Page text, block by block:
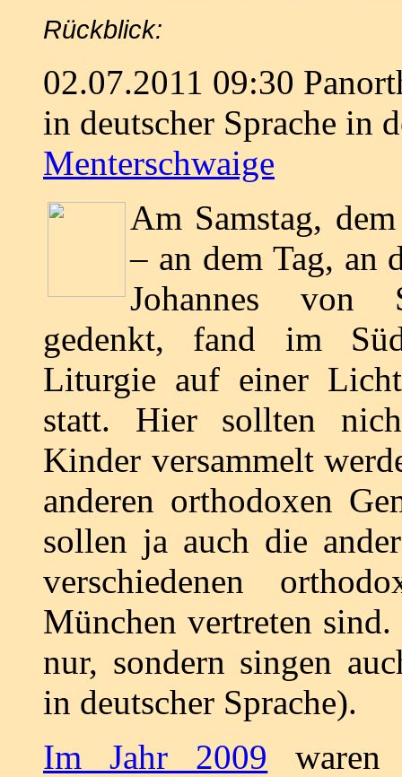
Rückblick:
02.07.2011 09:30
in deutscher Sprache in
Menterschwaige
Am Samstag,
– an dem Tag, an
Johannes von
gedenkt, fand im
Liturgie auf einer
statt. Hier sollten
Kinder versammelt
anderen orthodoxen
sollen ja auch die
verschiedenen
München vertreten
nur, sondern singen
in deutscher Sprache).
Im Jahr 2009